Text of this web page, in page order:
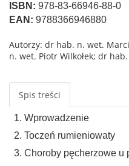
ISBN: 978-83-66946-88-0
EAN: 9788366946880
Autorzy: dr hab. n. wet.
n. wet. Piotr Wilkołek; dr
Spis treści
1. Wprowadzenie
2. Toczeń rumieniowaty
3. Choroby pęcherzowe u